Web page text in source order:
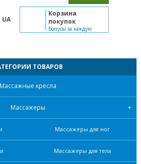
UA
Корзина
покупок
Бонусы за каждую
покупку
ТОВАРОВ
Массажные кресла
Массажеры
Массажеры для ног
Массажеры для тела